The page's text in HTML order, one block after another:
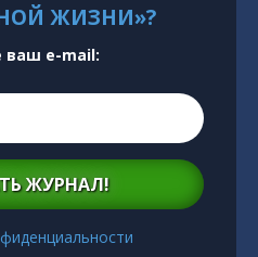
ЖИЗНИ»?
ваш e-mail:
ЖУРНАЛ!